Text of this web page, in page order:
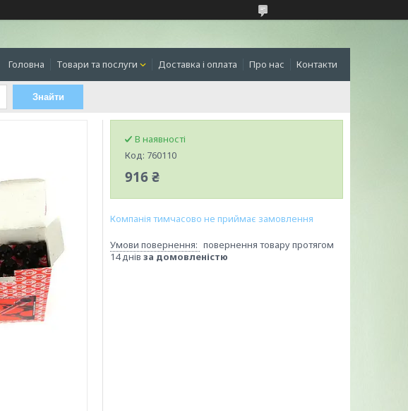
Головна Товари та послуги Доставка і оплата Про нас Контакти
Знайти
В наявності
Код: 760110
916 ₴
Компанія тимчасово не приймає замовлення
повернення товару протягом
14 днів за домовленістю